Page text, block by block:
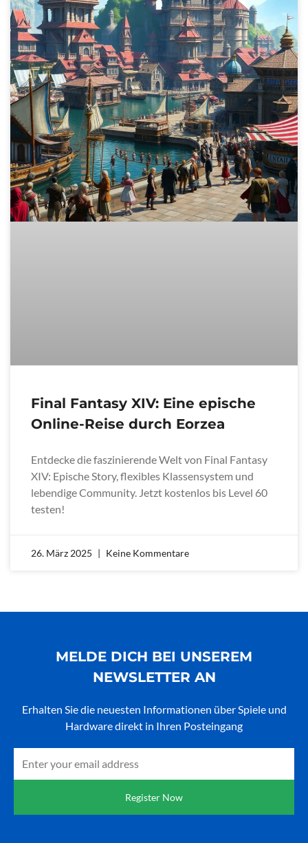
Final Fantasy XIV: Eine epische
Online-Reise durch Eorzea
Entdecke die faszinierende Welt von Final Fantasy
XIV: Epische Story, flexibles Klassensystem und
lebendige Community. Jetzt kostenlos bis Level 60
testen!
26. März 2025 Keine Kommentare
MELDE DICH BEI UNSEREM
NEWSLETTER AN
Erhalten Sie die neuesten Informationen über Spiele und
Hardware direkt in Ihren Posteingang
Register Now